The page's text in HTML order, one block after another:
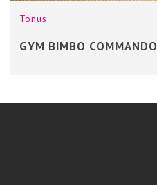
Tonus
GYM BIMBO COMMANDO